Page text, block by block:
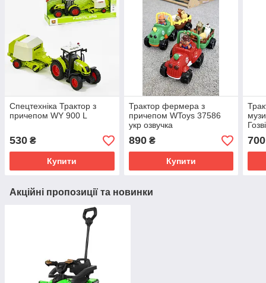
Спецтехніка Трактор з
причепом WY 900 L
530 ₴
Купити
Трактор фермера з
причепом WToys 37586
укр озвучка
890₴
Купити
700
Акційні пропозиції та новинки